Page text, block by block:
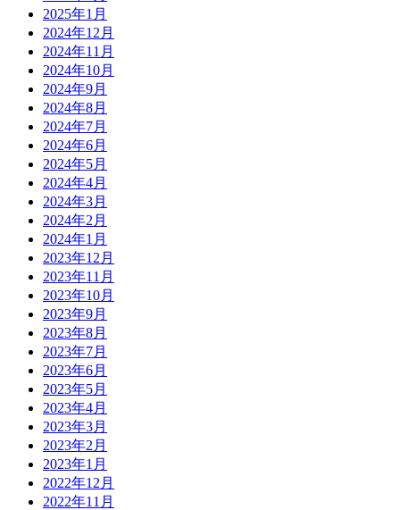
2025年1月
2024年12月
2024年11月
2024年10月
2024年9月
2024年8月
2024年7月
2024年6月
2024年5月
2024年4月
2024年3月
2024年2月
2024年1月
2023年12月
2023年11月
2023年10月
2023年9月
2023年8月
2023年7月
2023年6月
2023年5月
2023年4月
2023年3月
2023年2月
2023年1月
2022年12月
2022年11月